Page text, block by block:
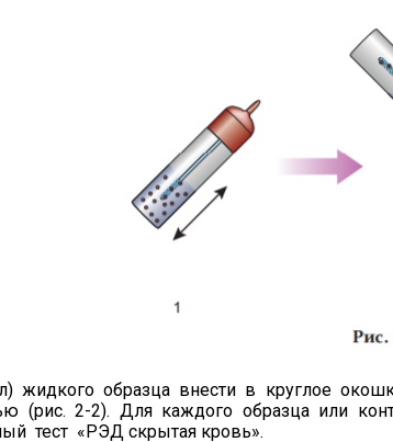
образца внести в круглое
(рис. 2-2). Для каждого образца или
тест «РЭД скрытая кровь».